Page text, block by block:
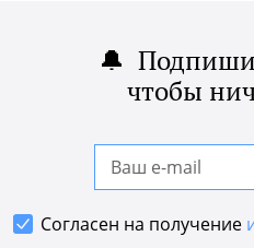
🔔
чтобы
Согласен на получение